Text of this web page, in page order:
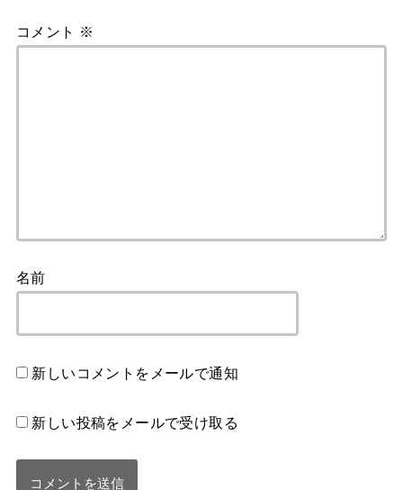
コメント ※
名前
新しいコメントをメールで通知
新しい投稿をメールで受け取る